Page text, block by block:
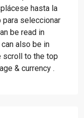
hasta la
seleccionar
be read in
also be in
scroll to the top
& currency .